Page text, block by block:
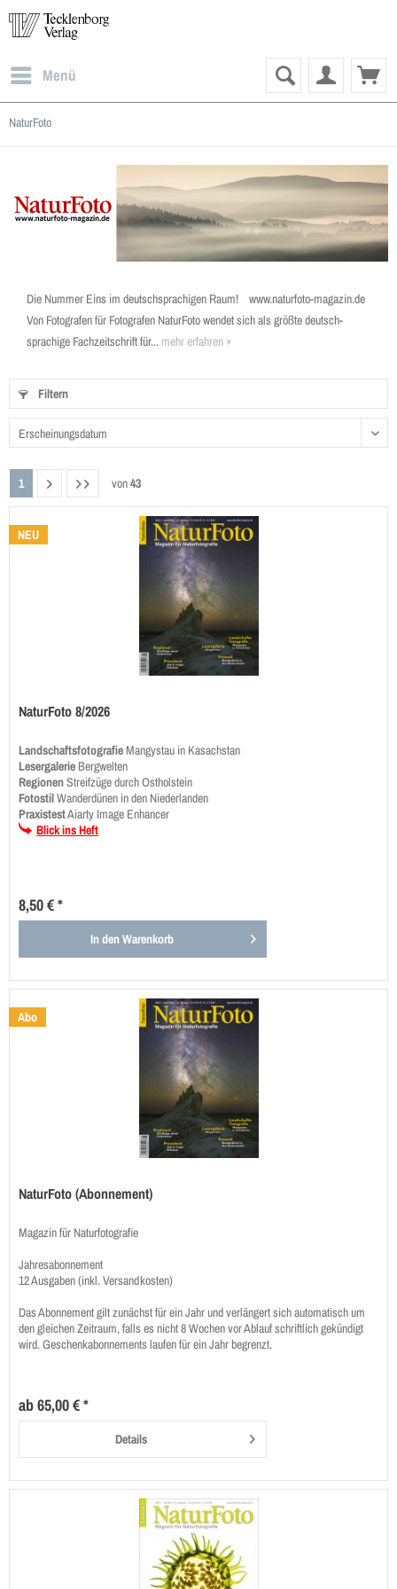
Menü
NaturFoto
Die Nummer Eins im deutschsprachigen Raum! www.naturfoto-magazin.de
Von Fotografen für Fotografen NaturFoto wendet sich als größte deutsch­
sprachige Fachzeitschrift für... mehr erfahren »
Filtern
1 von43
NEU
NaturFoto 8/2026
Landschaftsfotografie Mangystau in Kasachstan
Lesergalerie Bergwelten
RegionenStreifzüge durch Ostholstein
FotostilWanderdünen in den Niederlanden
PraxistestAiarty Image Enhancer
Blick ins Heft
8,50 € *
In denWarenkorb
Abo
NaturFoto (Abonnement)
Magazin für Naturfotografie
Jahresabonnement
12 Ausgaben (inkl. Versandkosten)
Das Abonnement gilt zunächst für ein Jahr und verlängert sich automatisch um
den gleichen Zeitraum, falls es nicht 8 Wochen vor Ablauf schriftlich gekündigt
wird. Geschenkabonnements laufen für ein Jahr begrenzt.
ab 65,00 € *
Details